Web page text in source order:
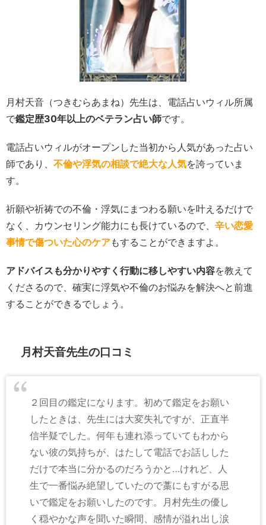
月村天音（つきむらあまね）先生は、電話占いウィル所属
で鑑定歴30年以上のベテラン占い師です。
電話占いウィルがオープンした当初から人気があった占い
師であり、 不倫や浮気の相談で絶大な人気を誇っていま
す。
祈願や祈祷での不倫・浮気にまつわる願いを叶えるだけで
なく、カウンセリング能力にも長けているので、 辛い恋愛
事情で傷ついた心のケアもすることができますよ。
アドバイスも分かりやすく行動に移しやすい内容を教えて
くださるので、確実に浮気や不倫のお悩みを解決へと前進
することができるでしょう。
月村天音先生の口コミ
２回目の鑑定になります。初めて鑑定をお願い
したときは、先生には大変失礼ですが、正直半
信半疑でした。何年も連れ添っていてもわから
ない彼の気持ちが、はたして電話でお話しした
だけで本当に分かるのだろうかと…けれど、人
生で一番悩み絶望していたので藁にもすがる思
いで鑑定をお願いしたのです。月村先生の優し
く穏やかな声を聞いた瞬間、感情が溢れ出し涙